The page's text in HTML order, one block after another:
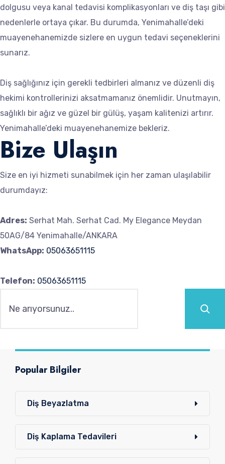
dolgusu veya kanal tedavisi komplikasyonları ve diş taşı gibi
nedenlerle ortaya çıkar. Bu durumda, Yenimahalle’deki
muayenehanemizde sizlere en uygun tedavi seçeneklerini
sunarız.
Diş sağlığınız için gerekli tedbirleri almanız ve düzenli diş
hekimi kontrollerinizi aksatmamanız önemlidir. Unutmayın,
sağlıklı bir ağız ve güzel bir gülüş, yaşam kalitenizi artırır.
Yenimahalle’deki muayenehanemize bekleriz.
Bize Ulaşın
Size en iyi hizmeti sunabilmek için her zaman ulaşılabilir
durumdayız:
Adres: Serhat Mah. Serhat Cad. My Elegance Meydan
50AG/84 Yenimahalle/ANKARA
WhatsApp: 05063651115
Telefon: 05063651115
Popular Bilgiler
Diş Beyazlatma
Diş Kaplama Tedavileri